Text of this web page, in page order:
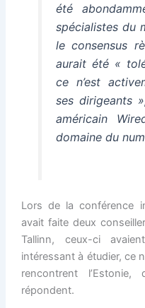
été
spécialistes du
le consensus
aurait été «
ce n’est
ses dirigeants
américain
domaine du
Lors de la conférence
avait faite deux
Tallinn, ceux-ci
intéressant à étudier, ce
rencontrent
répondent.